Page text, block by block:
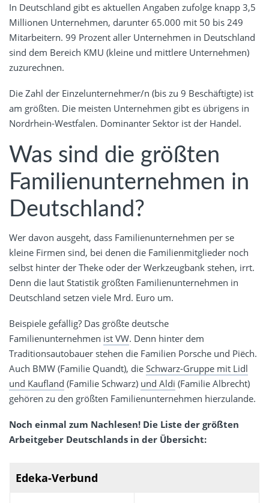
In Deutschland gibt es aktuellen Angaben zufolge knapp 3,5
Millionen Unternehmen, darunter 65.000 mit 50 bis 249
Mitarbeitern. 99 Prozent aller Unternehmen in Deutschland
sind dem Bereich KMU (kleine und mittlere Unternehmen)
zuzurechnen.
Die Zahl der Einzelunternehmer/n (bis zu 9 Beschäftigte) ist
am größten. Die meisten Unternehmen gibt es übrigens in
Nordrhein-Westfalen. Dominanter Sektor ist der Handel.
Was sind die größten
Familienunternehmen in
Deutschland?
Wer davon ausgeht, dass Familienunternehmen per se
kleine Firmen sind, bei denen die Familienmitglieder noch
selbst hinter der Theke oder der Werkzeugbank stehen, irrt.
Denn die laut Statistik größten Familienunternehmen in
Deutschland setzen viele Mrd. Euro um.
Beispiele gefällig? Das größte deutsche
Familienunternehmen ist VW. Denn hinter dem
Traditionsautobauer stehen die Familien Porsche und Piëch.
Auch BMW (Familie Quandt), die Schwarz-Gruppe mit Lidl
und Kaufland (Familie Schwarz) und Aldi (Familie Albrecht)
gehören zu den größten Familienunternehmen hierzulande.
Noch einmal zum Nachlesen! Die Liste der größten
Arbeitgeber Deutschlands in der Übersicht:
Edeka-Verbund